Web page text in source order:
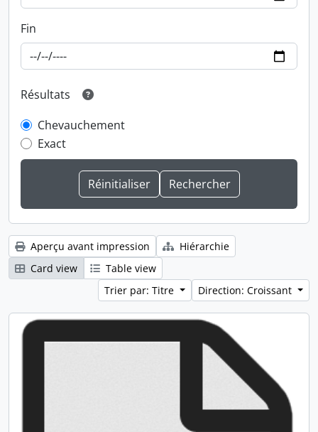
Fin
Résultats
Chevauchement
Exact
Aperçu avant impression
Hiérarchie
Card view
Table view
Trier par: Titre
Direction: Croissant